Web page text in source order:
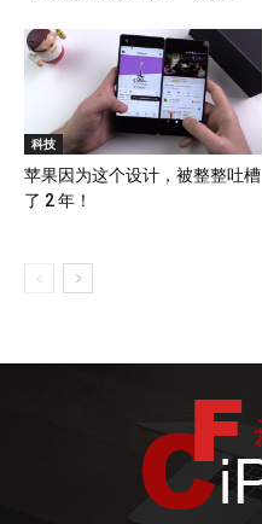
科技
苹果因为这个设计，被整整吐槽
了 2 年！